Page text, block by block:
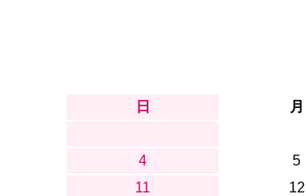
日 月
4
5
11
12